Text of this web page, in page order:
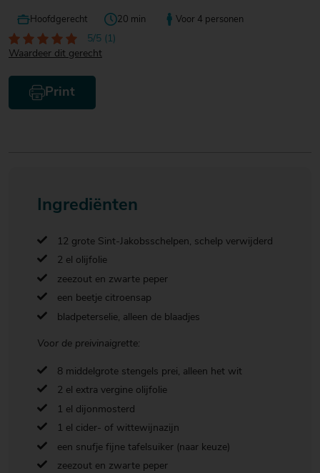
Hoofdgerecht 20 min Voor 4 personen
5/5 (1)
Waardeer dit gerecht
Print
Ingrediënten
12 grote Sint-Jakobsschelpen, schelp verwijderd
2 el olijfolie
zeezout en zwarte peper
een beetje citroensap
bladpeterselie, alleen de blaadjes
Voor de preivinaigrette:
8 middelgrote stengels prei, alleen het wit
2 el extra vergine olijfolie
1 el dijonmosterd
1 el cider- of wittewijnazijn
een snufje fijne tafelsuiker (naar keuze)
zeezout en zwarte peper